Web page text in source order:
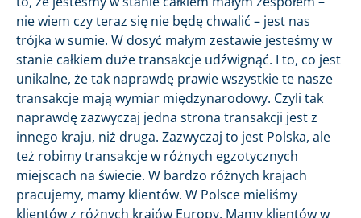
nie wiem czy teraz się nie będę chwalić – jest nas
trójka w sumie. W dosyć małym zestawie jesteśmy w
stanie całkiem duże transakcje udźwignąć. I to, co jest
unikalne, że tak naprawdę prawie wszystkie te nasze
transakcje mają wymiar międzynarodowy. Czyli tak
naprawdę zazwyczaj jedna strona transakcji jest z
innego kraju, niż druga. Zazwyczaj to jest Polska, ale
też robimy transakcje w różnych egzotycznych
miejscach na świecie. W bardzo różnych krajach
pracujemy, mamy klientów. W Polsce mieliśmy
klientów z różnych krajów Europy. Mamy klientów w